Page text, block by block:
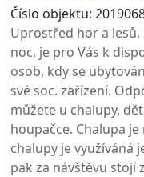
Číslo objektu:
Uprostřed hor a
noc, je pro Vás k
osob, kdy se
své soc. zařízení.
můžete u chalupy,
houpačce. Chalupa
chalupy je využíváná
pak za návštěvu stojí